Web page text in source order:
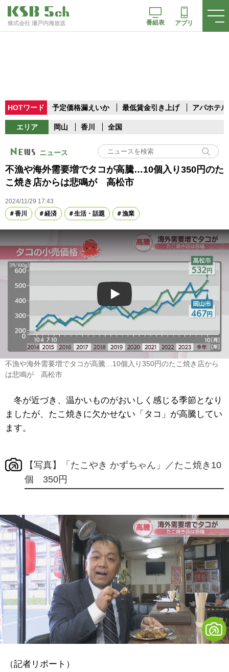
株式会社 瀬戸内海放送 番組表 アプリ
HOTワード 予定価格漏えいか 最低賃金引き上げ アパホテル
エリア 岡山 香川 全国
ニュース
不漁や海外需要増でタコが高騰…10個入り350円のた
こ焼き店からは悲鳴が 高松市
2024/11/29 17:43
香川
経済 生活・話題 漁業
Play
不漁や海外需要増でタコが高騰…10個入り350円のたこ焼き店から
は悲鳴が 高松市
冬が近づき、温かいものがおいしく感じる季節となり
ましたが、たこ焼きに欠かせない「タコ」が高騰してい
ます。
【写真】「たこやき かずちゃん」／たこ焼き10
個 350円
（記者リポート）